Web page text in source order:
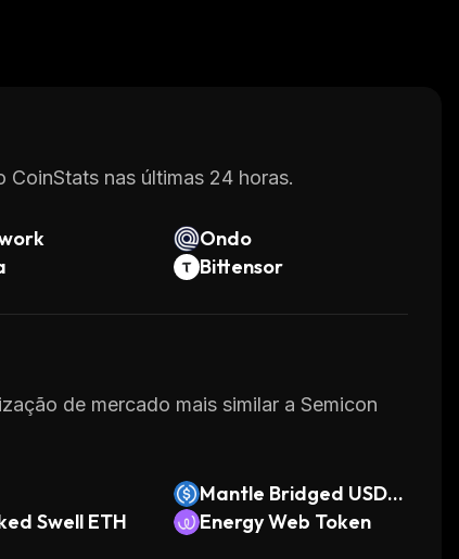
nas últimas 24 horas.
Ondo
Bittensor
de mercado mais similar a Semicon
Mantle Bridged USDC
(Mantle)
Swell ETH Energy Web Token